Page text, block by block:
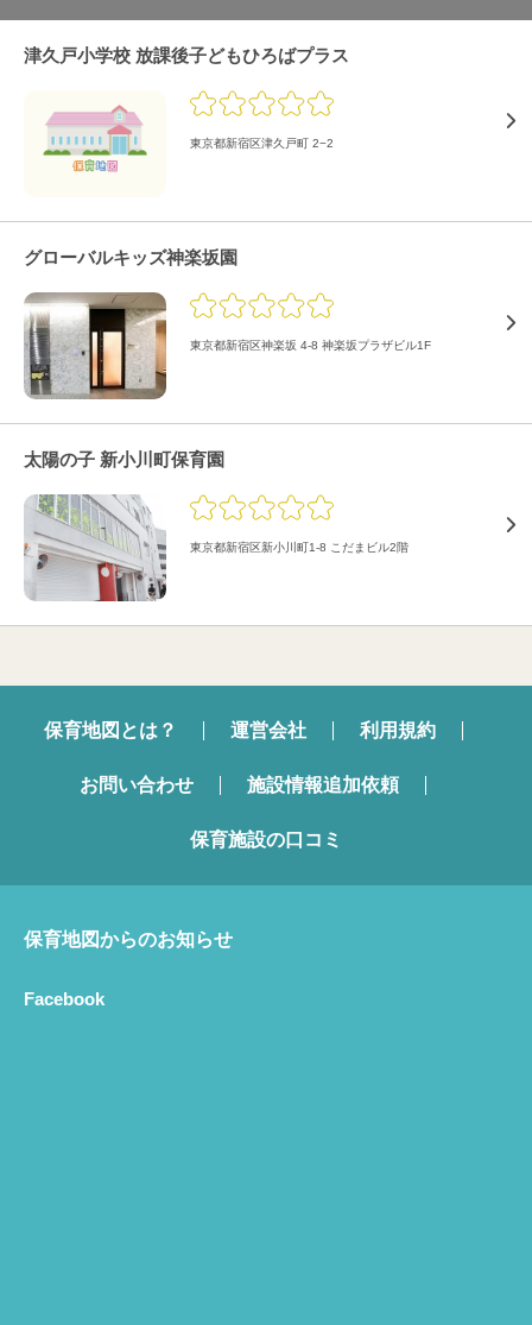
津久戸小学校 放課後子どもひろばプラス
東京都新宿区津久戸町 2−2
グローバルキッズ神楽坂園
東京都新宿区神楽坂 4-8 神楽坂プラザビル1F
太陽の子 新小川町保育園
東京都新宿区新小川町1-8 こだまビル2階
保育地図とは？ 運営会社 利用規約
お問い合わせ 施設情報追加依頼
保育施設の口コミ
保育地図からのお知らせ
Facebook